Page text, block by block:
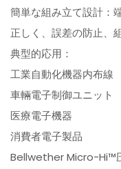
簡単な組み立て設計：
正しく、誤差の防止、
典型的応用：
工業自動化機器内布線
車輛電子制御ユニット
医療電子機器
消費者電子製品
Bellwether Micro-Hi™